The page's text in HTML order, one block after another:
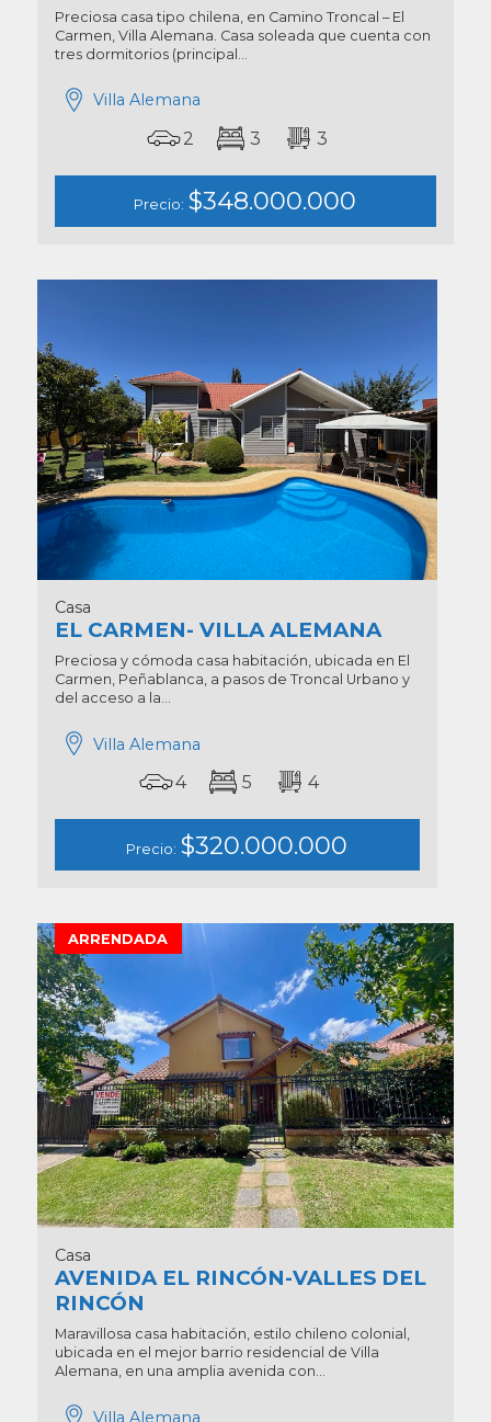
Preciosa casa tipo chilena, en Camino Troncal – El
Carmen, Villa Alemana. Casa soleada que cuenta con
tres dormitorios (principal...
Villa Alemana
2 3 3
Precio: $348.000.000
Casa
EL CARMEN- VILLA ALEMANA
Preciosa y cómoda casa habitación, ubicada en El
Carmen, Peñablanca, a pasos de Troncal Urbano y
del acceso a la...
Villa Alemana
4 5 4
Precio: $320.000.000
ARRENDADA
Casa
AVENIDA EL RINCÓN-VALLES DEL
RINCÓN
Maravillosa casa habitación, estilo chileno colonial,
ubicada en el mejor barrio residencial de Villa
Alemana, en una amplia avenida con...
Villa Alemana